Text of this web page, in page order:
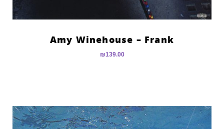
Amy Winehouse – Frank
₪139.00